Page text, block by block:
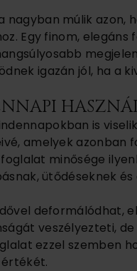
nagyban múlik azon,
Egy finom,
igazán jól, ha a
is
amelyek azonban
minősége
ütődéseknek
deformálódhat,
veszélyezteti,
ezzel szemben